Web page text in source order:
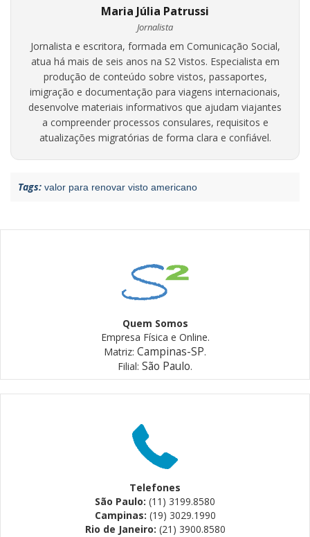
Maria Júlia Patrussi
Jornalista
Jornalista e escritora, formada em Comunicação Social,
atua há mais de seis anos na S2 Vistos. Especialista em
produção de conteúdo sobre vistos, passaportes,
imigração e documentação para viagens internacionais,
desenvolve materiais informativos que ajudam viajantes
a compreender processos consulares, requisitos e
atualizações migratórias de forma clara e confiável.
Tags: valor para renovar visto americano
Quem Somos
Empresa Física e Online.
Matriz: Campinas-SP.
Filial: São Paulo.
Telefones
São Paulo: (11) 3199.8580
Campinas: (19) 3029.1990
Rio de Janeiro: (21) 3900.8580